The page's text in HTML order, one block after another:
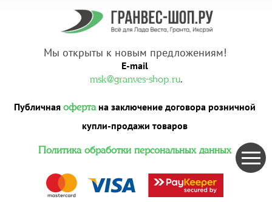
Мы открыты к новым предложениям!
E-mail
msk@granves-shop.ru.
Публичная офертана заключение договора розничной
купли-продажи товаров
Политика обработки персональных данных